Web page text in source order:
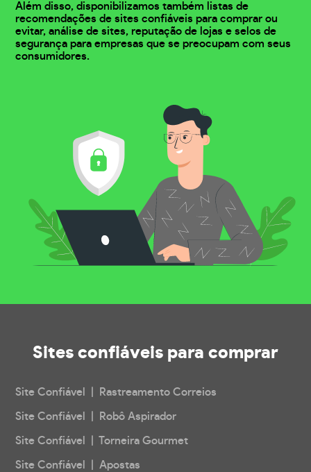
Além disso, disponibilizamos também listas de
recomendações de sites confiáveis para comprar ou
evitar, análise de sites, reputação de lojas e selos de
segurança para empresas que se preocupam com seus
consumidores.
Sites confiáveis para comprar
Site Confiável | Rastreamento Correios
Site Confiável | Robô Aspirador
Site Confiável | Torneira Gourmet
Site Confiável | Apostas